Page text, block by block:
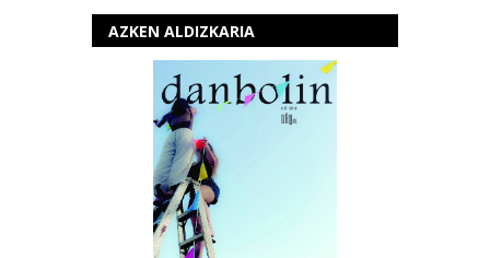
AZKEN ALDIZKARIA